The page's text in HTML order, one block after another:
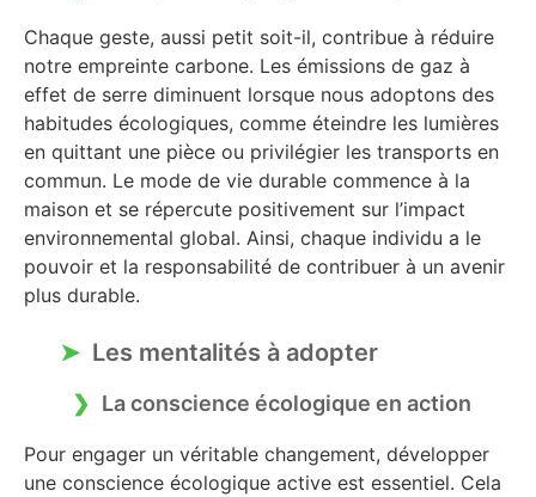
Chaque geste, aussi petit soit-il, contribue à réduire
notre empreinte carbone. Les émissions de gaz à
effet de serre diminuent lorsque nous adoptons des
habitudes écologiques, comme éteindre les lumières
en quittant une pièce ou privilégier les transports en
commun. Le mode de vie durable commence à la
maison et se répercute positivement sur l’impact
environnemental global. Ainsi, chaque individu a le
pouvoir et la responsabilité de contribuer à un avenir
plus durable.
Les mentalités à adopter
La conscience écologique en action
Pour engager un véritable changement, développer
une conscience écologique active est essentiel. Cela